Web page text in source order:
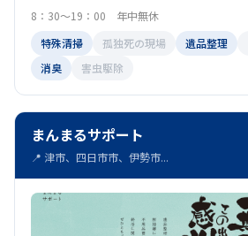
8：30～19：00 年中無休
特殊清掃
孤独死の現場 遺品整理
消臭
害虫駆除
まんまるサポート
📍 津市、四日市市、伊勢市...